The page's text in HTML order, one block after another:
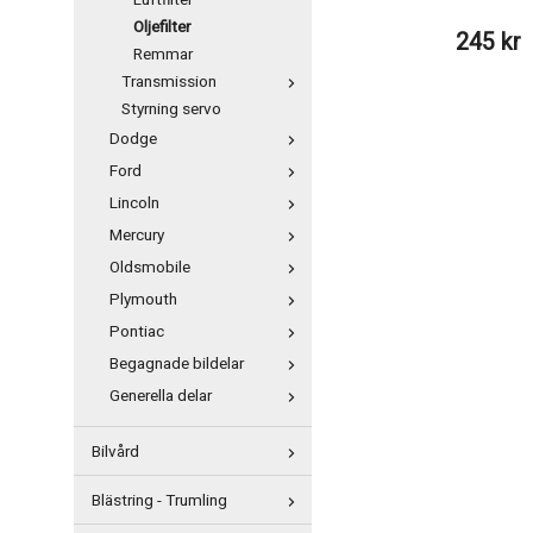
Oljefilter
Remmar
Transmission
Styrning servo
Dodge
Ford
Lincoln
Mercury
Oldsmobile
Plymouth
Pontiac
Begagnade bildelar
Generella delar
Bilvård
Blästring - Trumling
245 kr